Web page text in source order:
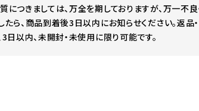
につきましては、万全を期しておりますが、万一不
たら、商品到着後3日以内にお知らせください。返品
3日以内、未開封・未使用に限り可能です。